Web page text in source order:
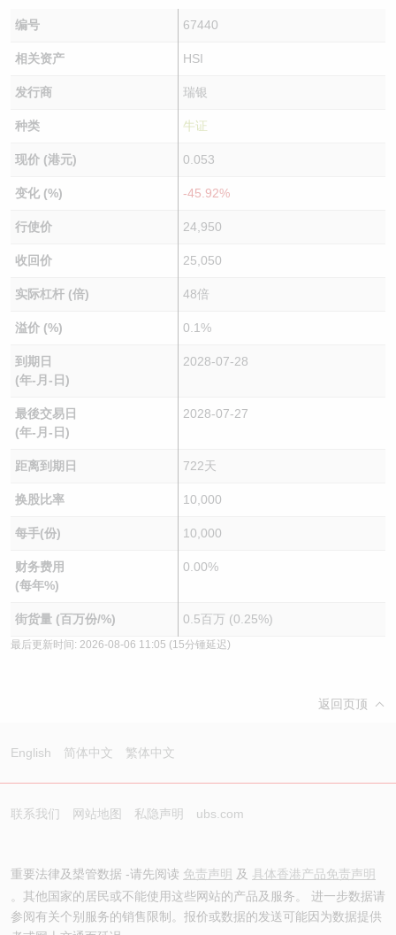
编号 67440
相关资产 HSI
发行商 瑞银
种类 牛证
现价 (港元) 0.053
变化 (%) -45.92%
行使价 24,950
收回价 25,050
实际杠杆 (倍) 48倍
溢价 (%) 0.1%
到期日
(年-月-日)
2028-07-28
最後交易日
(年-月-日)
2028-07-27
距离到期日 722天
换股比率 10,000
每手(份) 10,000
财务费用
(每年%)
0.00%
街货量 (百万份/%) 0.5百万 (0.25%)
最后更新时间: 2026-08-06 11:05 (15分锺延迟)
返回页顶
English 简体中文 繁体中文
联系我们 网站地图 私隐声明 ubs.com
重要法律及槼管数据 -请先阅读 免责声明 及 具体香港产品免责声明
。其他国家的居民或不能使用这些网站的产品及服务。 进一步数据请
参阅有关个别服务的销售限制。报价或数据的发送可能因为数据提供